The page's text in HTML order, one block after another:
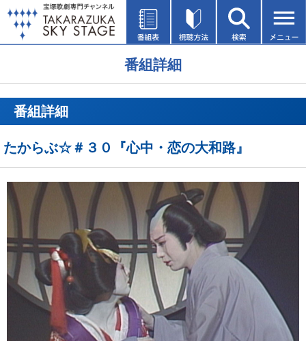
番組詳細
番組詳細
たからぶ☆＃３０『心中・恋の大和路』